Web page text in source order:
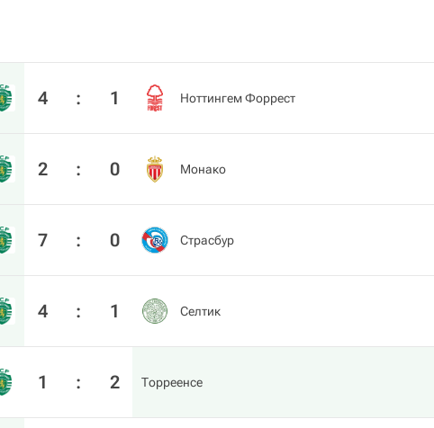
4 : 1 Ноттингем Форрест
2 : 0 Монако
7 : 0 Страсбур
4 : 1 Селтик
1 : 2 Торреенсе